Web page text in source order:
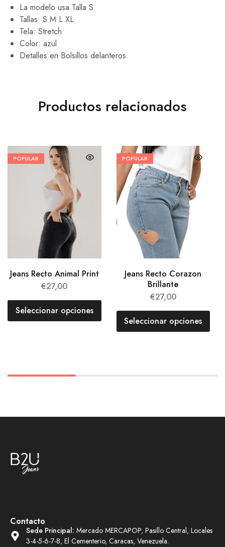
La modelo usa Talla S
Tallas: S M L XL
Tela: Stretch
Color: azul
Detalles en Bolsillos delanteros.
Productos relacionados
POPULAR
Jeans Recto Animal Print
€27,00
Seleccionar opciones
POPULAR
Jeans Recto Corazon
Brillante
€27,00
Seleccionar opciones
Contacto
Sede Principal: Mercado MERCAPOP, Pasillo Central, Locales
3-4-5-6-7-8, El Cementerio, Caracas, Venezuela.